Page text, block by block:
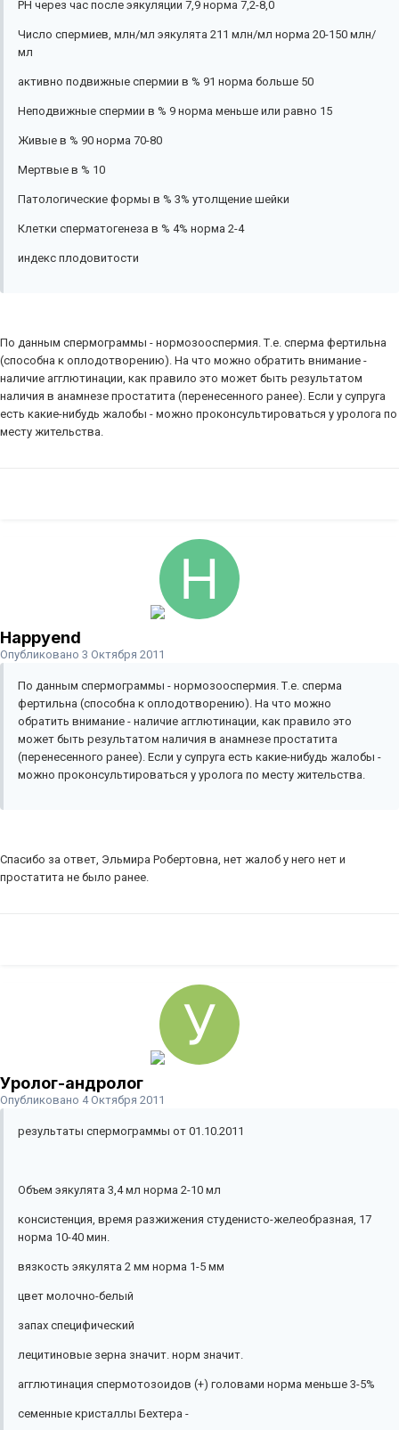
РН через час после эякуляции 7,9 норма 7,2-8,0
Число спермиев, млн/мл эякулята 211 млн/мл норма 20-150 млн/
мл
активно подвижные спермии в % 91 норма больше 50
Неподвижные спермии в % 9 норма меньше или равно 15
Живые в % 90 норма 70-80
Мертвые в % 10
Патологические формы в % 3% утолщение шейки
Клетки сперматогенеза в % 4% норма 2-4
индекс плодовитости
По данным спермограммы - нормозооспермия. Т.е. сперма фертильна
(способна к оплодотворению). На что можно обратить внимание -
наличие агглютинации, как правило это может быть результатом
наличия в анамнезе простатита (перенесенного ранее). Если у супруга
есть какие-нибудь жалобы - можно проконсультироваться у уролога по
месту жительства.
Happyend
Опубликовано 3 Октября 2011
По данным спермограммы - нормозооспермия. Т.е. сперма
фертильна (способна к оплодотворению). На что можно
обратить внимание - наличие агглютинации, как правило это
может быть результатом наличия в анамнезе простатита
(перенесенного ранее). Если у супруга есть какие-нибудь жалобы -
можно проконсультироваться у уролога по месту жительства.
Спасибо за ответ, Эльмира Робертовна, нет жалоб у него нет и
простатита не было ранее.
Уролог-андролог
Опубликовано 4 Октября 2011
результаты спермограммы от 01.10.2011
Объем эякулята 3,4 мл норма 2-10 мл
консистенция, время разжижения студенисто-желеобразная, 17
норма 10-40 мин.
вязкость эякулята 2 мм норма 1-5 мм
цвет молочно-белый
запах специфический
лецитиновые зерна значит. норм значит.
агглютинация спермотозоидов (+) головами норма меньше 3-5%
семенные кристаллы Бехтера -